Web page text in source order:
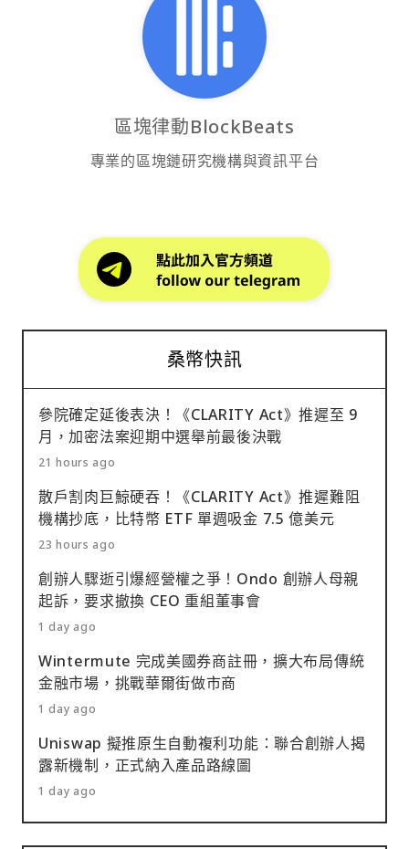
區塊律動BlockBeats
專業的區塊鏈研究機構與資訊平台
桑幣快訊
參院確定延後表決！《CLARITY Act》推遲至 9
月，加密法案迎期中選舉前最後決戰
21 hours ago
散戶割肉巨鯨硬吞！《CLARITY Act》推遲難阻
機構抄底，比特幣 ETF 單週吸金 7.5 億美元
23 hours ago
創辦人驟逝引爆經營權之爭！Ondo 創辦人母親
起訴，要求撤換 CEO 重組董事會
1 day ago
Wintermute 完成美國券商註冊，擴大布局傳統
金融市場，挑戰華爾街做市商
1 day ago
Uniswap 擬推原生自動複利功能：聯合創辦人揭
露新機制，正式納入產品路線圖
1 day ago